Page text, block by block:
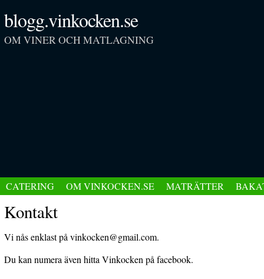
blogg.vinkocken.se
OM VINER OCH MATLAGNING
CATERING OM VINKOCKEN.SE MATRÄTTER
Kontakt
Vi nås enklast på vinkocken@gmail.com.
Du kan numera även hitta Vinkocken på facebook.